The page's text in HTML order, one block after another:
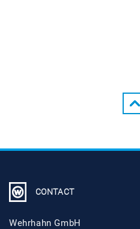
CONTACT
Wehrhahn GmbH